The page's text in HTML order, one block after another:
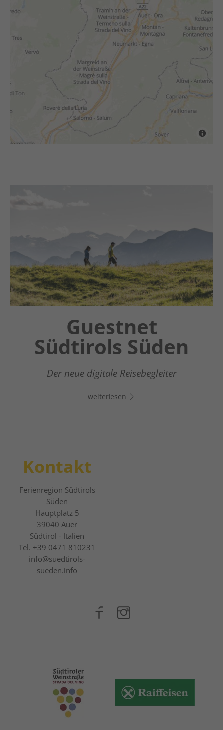
Chatbot OTTO
Dein digitaler Assistent in Südtirols Süden -
Klicke auf den Link, öffne Whats App und
chatte direkt los!
Guestnet
Südtirols Süden
Der neue digitale Reisebegleiter
weiterlesen
Kontakt
Ferienregion Südtirols
Süden
Hauptplatz 5
39040 Auer
Südtirol - Italien
Tel. +39 0471 810231
info@suedtirols-
sueden.info